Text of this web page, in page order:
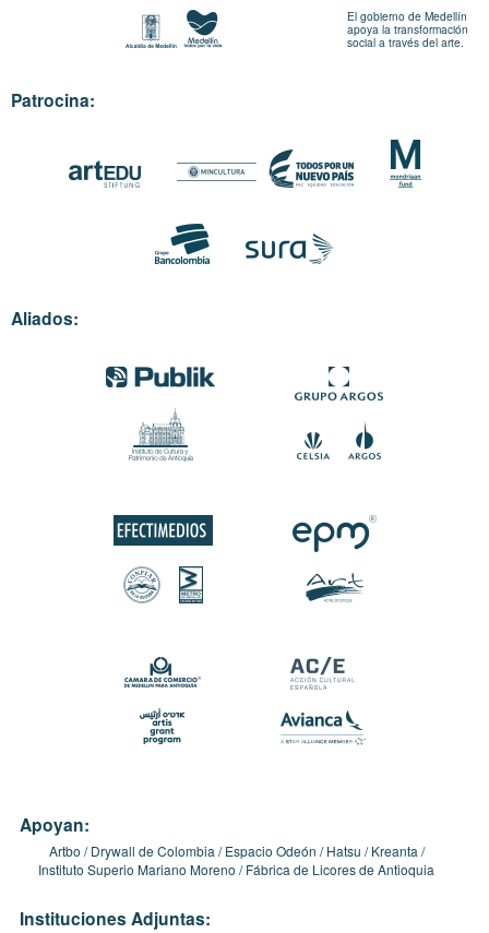
El gobierno de Medellín
apoya la transformación
social a través del arte.
Patrocina:
Aliados:
Apoyan:
Artbo Drywall de Colombia Espacio Odeón Hatsu
Kreanta
Instituto Superio Mariano Moreno
Fábrica de Licores de Antioquia
Instituciones Adjuntas: